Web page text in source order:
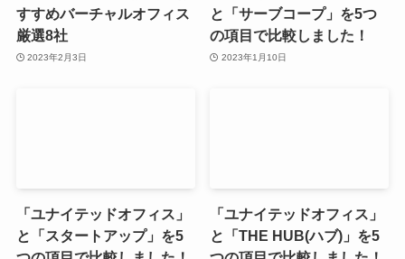
すすめバーチャルオフィス
厳選8社
2023年2月3日
と「サーブコープ」を5つ
の項目で比較しました！
2023年1月10日
「ユナイテッドオフィス」
と「スタートアップ」を5
「ユナイテッドオフィス」
と「THE HUB(ハブ)」を5